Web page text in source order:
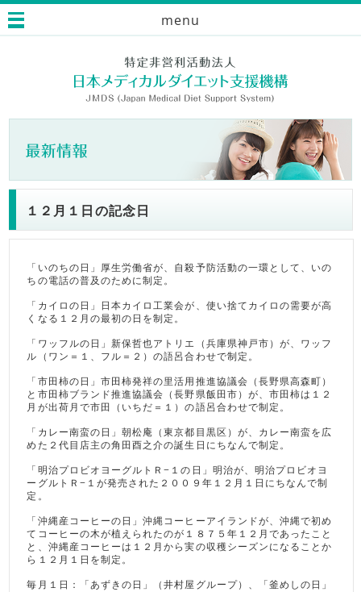
menu
１２月１日の記念日
「いのちの日」厚生労働省が、自殺予防活動の一環として、いの
ちの電話の普及のために制定。
「カイロの日」日本カイロ工業会が、使い捨てカイロの需要が高
くなる１２月の最初の日を制定。
「ワッフルの日」新保哲也アトリエ（兵庫県神戸市）が、ワッフ
ル（ワン＝１、フル＝２）の語呂合わせで制定。
「市田柿の日」市田柿発祥の里活用推進協議会（長野県高森町）
と市田柿ブランド推進協議会（長野県飯田市）が、市田柿は１２
月が出荷月で市田（いちだ＝１）の語呂合わせで制定。
「カレー南蛮の日」朝松庵（東京都目黒区）が、カレー南蛮を広
めた２代目店主の角田酉之介の誕生日にちなんで制定。
「明治プロビオヨーグルトＲ−１の日」明治が、明治プロビオヨ
ーグルトＲ−１が発売された２００９年１２月１日にちなんで制
定。
「沖縄産コーヒーの日」沖縄コーヒーアイランドが、沖縄で初め
てコーヒーの木が植えられたのが１８７５年１２月であったこと
と、沖縄産コーヒーは１２月から実の収穫シーズンになることか
ら１２月１日を制定。
毎月１日：「あずきの日」（井村屋グループ）、「釜めしの日」